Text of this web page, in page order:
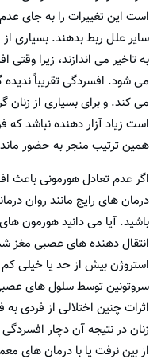
است این تغییرات را به جای
سایر علل ربط بدهند. بسیاری
به تاخیر می اندازند، زیرا وقتی
می شود. افسردگی تقریباً
می کند. و برای بسیاری از
است زیاد آزار دهنده نباشد که
همین ترتیب منجر به حضور
اگر عدم تعادل هورمونی باعث
درمان های رایج مانند روان
باشید. آیا می دانید هورمون
انتقال دهنده های عصبی مغز
استروژن بیش از حد یا خیلی
سروتونین توسط سلول های
اثرات چنین اختلالی از فردی
زنان در نتیجه آن دچار
از بین نرفت یا با درمان های